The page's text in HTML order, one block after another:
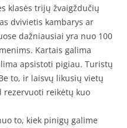
klasės trijų žvaigždučių
dvivietis kambarys ar
dažniausiai yra nuo 100
Kartais galima
apsistoti pigiau. Turistų
to, ir laisvų likusių vietų
rezervuoti reikėtų kuo
to, kiek pinigų galime